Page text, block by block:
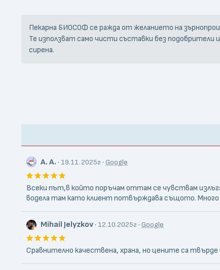
Пекарна БИОСОФ се ражда от желанието на
Те използват само чисти съставки без
сирена.
А. А. · 19.11.2025г · Google
Всеки път,в който поръчам оттам се чувствам
водела там като клиент потвърждава същото.
Mihail Jelyzkov· 12.10.2025г · Google
Сравнително качествена, храна, но цените са твърде